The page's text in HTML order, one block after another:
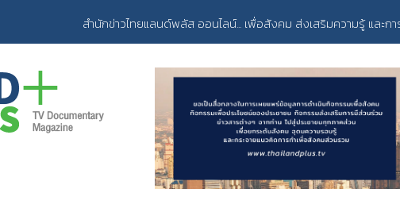
สำนักข่าวไทยแลนด์พลัส ออนไลน์... เพื่อสังคม ส่งเสริมความรู้ และก